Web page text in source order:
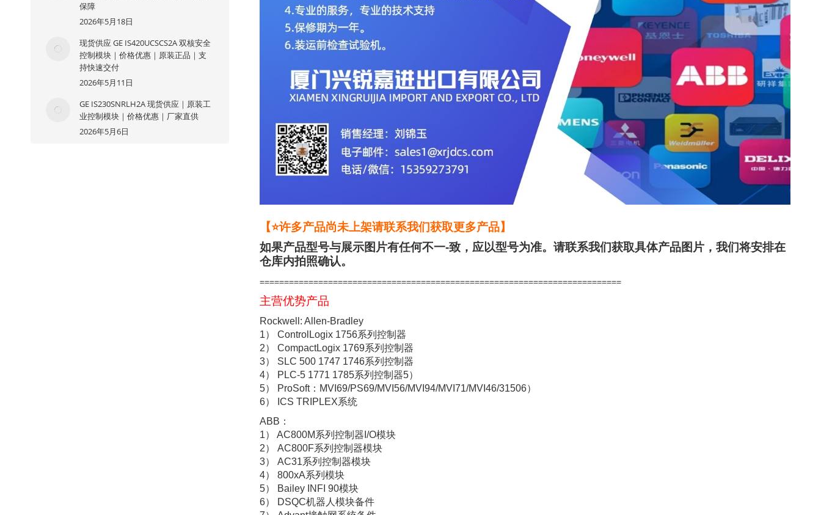
【⭐许多产品尚未上架请联系我们获取更多产品】
如果产品型号与展示图片有任何不一-致，应以型号为准。请联系我们获取具体产品图片，我们将安排在
仓库内拍照确认。
==========================================================================
主营优势产品
Rockwell: Allen-Bradley
1） ControlLogix 1756系列控制器
2） CompactLogix 1769系列控制器
3） SLC 500 1747 1746系列控制器
4） PLC-5 1771 1785系列控制器5）
5） ProSoft：MVI69/PS69/MVI56/MVI94/MVI71/MVI46/31506）
6） ICS TRIPLEX系统
ABB：
1） AC800M系列控制器I/O模块
2） AC800F系列控制器模块
3） AC31系列控制器模块
4） 800xA系列模块
5） Bailey INFI 90模块
6） DSQC机器人模块备件
保障
2026年5月18日
现货供应 GE IS420UCSCS2A 双核安全
控制模块｜价格优惠｜原装正品｜支
持快速交付
2026年5月11日
GE IS230SNRLH2A 现货供应｜原装工
业控制模块｜价格优惠｜厂家直供
2026年5月6日